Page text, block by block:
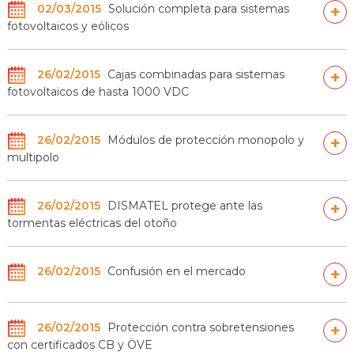
02/03/2015 Solución completa para sistemas
fotovoltaicos y eólicos
+
26/02/2015 Cajas combinadas para sistemas
fotovoltaicos de hasta 1000 VDC
+
26/02/2015
Módulos de protección monopolo y
multipolo
+
26/02/2015
DISMATEL protege ante las
tormentas eléctricas del otoño
+
26/02/2015 Confusión en el mercado +
26/02/2015
Protección contra sobretensiones
con certificados CB y ÖVE
+